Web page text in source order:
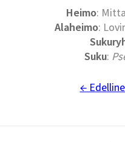
Heimo:
Alaheimo:
Suku:
←